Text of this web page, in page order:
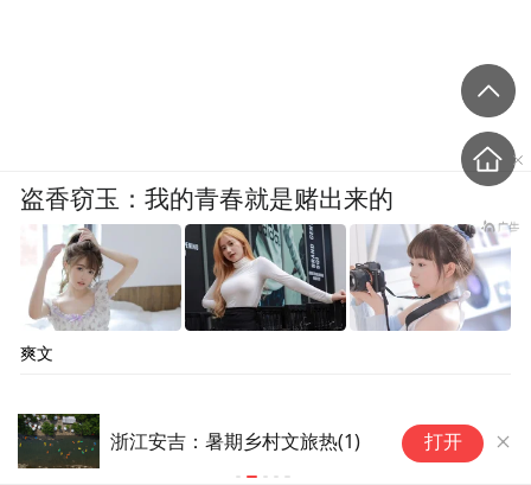
浙江安吉：暑期乡村文旅热(1) 打开
盗香窃玉：我的青春就是赌出来的
爽文